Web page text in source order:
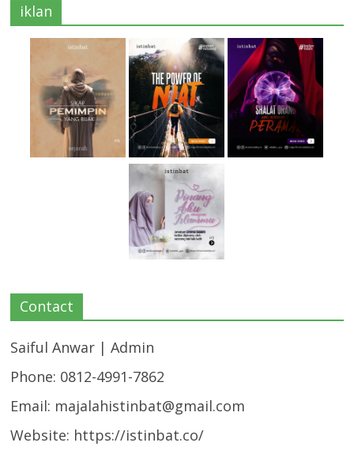
iklan
Contact
Saiful Anwar | Admin
Phone: 0812-4991-7862
Email: majalahistinbat@gmail.com
Website: https://istinbat.co/